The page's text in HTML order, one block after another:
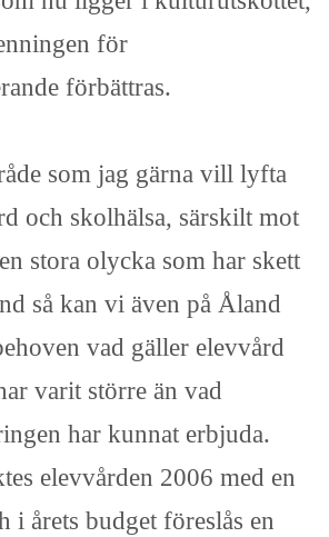
för
förbättras.
som jag gärna vill lyfta
och skolhälsa, särskilt mot
stora olycka som har skett
så kan vi även på Åland
vad gäller elevvård
varit större än vad
har kunnat erbjuda.
elevvården 2006 med en
i årets budget föreslås en